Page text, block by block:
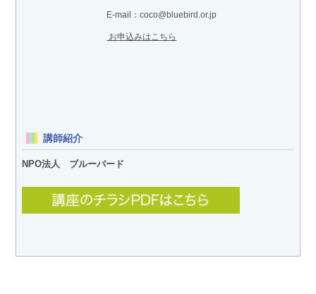
E-mail：coco@bluebird.or.jp
お申込みはこちら
講師紹介
NPO法人 ブルーバード